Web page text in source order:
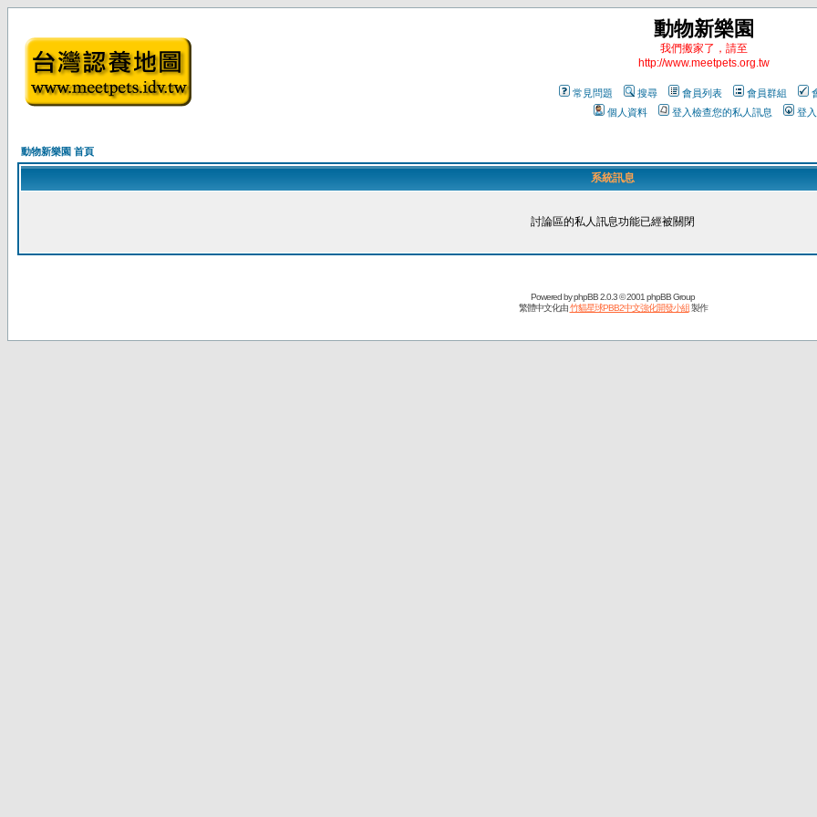
動物新樂園
我們搬家了，請至
http://www.meetpets.org.tw
常見問題 搜尋 會員列表 會員群組
個人資料
登入檢查您的私人訊息 登入
動物新樂園 首頁
系統訊息
討論區的私人訊息功能已經被關閉
Powered byphpBB2.0.3 © 2001 phpBB Group
繁體中文化由竹貓星球PBB2中文強化開發小組製作